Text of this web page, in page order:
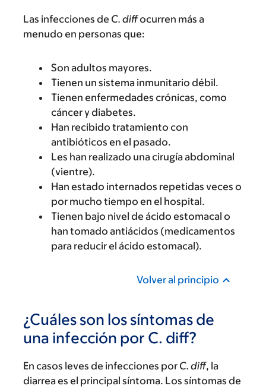
Las infecciones de C. diffocurren más a
menudo en personas que:
Son adultos mayores.
Tienen un sistema inmunitario débil.
Tienen enfermedades crónicas, como
cáncer y diabetes.
Han recibido tratamiento con
antibióticos en el pasado.
Les han realizado una cirugía abdominal
(vientre).
Han estado internados repetidas veces o
por mucho tiempo en el hospital.
Tienen bajo nivel de ácido estomacal o
han tomado antiácidos (medicamentos
para reducir el ácido estomacal).
Volver al principio
¿Cuáles son los síntomas de
una infección por C. diff?
En casos leves de infecciones por C. diff, la
diarrea es el principal síntoma. Los síntomas de